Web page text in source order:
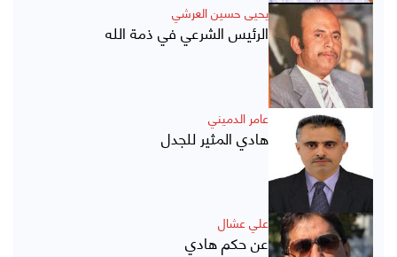
يحيى حسين العرشي
الرئيس الشرعي في ذمة الله
عامر الدميني
هادي المثير للجدل
علي عشال
عن حكم هادي